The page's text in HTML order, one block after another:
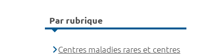
Par rubrique
Centres maladies rares et centres